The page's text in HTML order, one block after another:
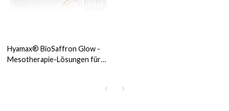
Hyamax® BioSaffron Glow -
Mesotherapie-Lösungen für